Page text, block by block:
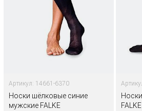
Артикул: 14661-6370
Носки шёлковые синие
мужские FALKE